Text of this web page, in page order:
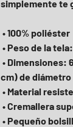
simplemente te
• 100% poliéster
• Peso de la
cm) de diámetro
• Material
• Cremallera
• Pequeño